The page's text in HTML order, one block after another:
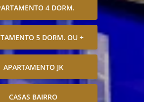
4 DORM.
5 DORM. OU +
APARTAMENTO JK
CASAS BAIRRO